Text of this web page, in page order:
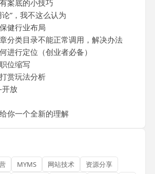
案底的小技巧
”，我不这么认为
健行业布局
分类目录不能正常调用，解决办法
进行定位（创业者必备）
位缩写
赏玩法分析
开放
你一个全新的理解
MYMS 网站技术
资源分享